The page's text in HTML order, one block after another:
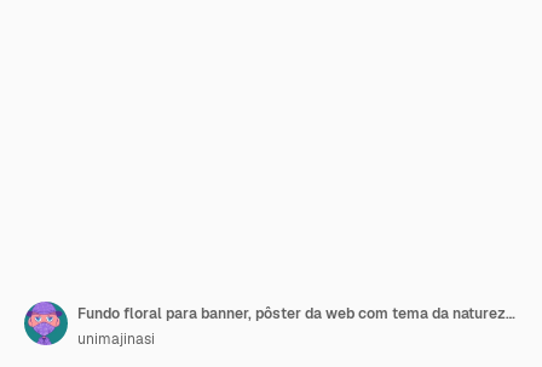
Fundo floral para banner, pôster da web com tema da natureza. Ilustração vetorial
unimajinasi